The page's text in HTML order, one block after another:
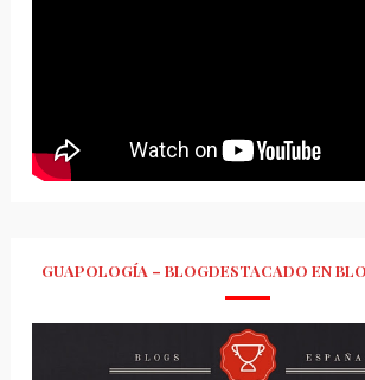
GUAPOLOGÍA – BLOGDESTACADO EN